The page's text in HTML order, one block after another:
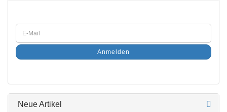
Anmelden
Neue Artikel